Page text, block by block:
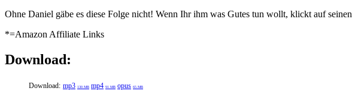
Ohne Daniel gäbe es diese Folge nicht! Wenn Ihr ihm was Gutes tun wollt, klickt auf seinen
*=Amazon Affiliate Links
Download:
Download: mp3 130 MB mp4 91 MB opus 65 MB